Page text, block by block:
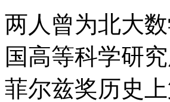
两人曾为北大
国高等科学研
菲尔兹奖历史